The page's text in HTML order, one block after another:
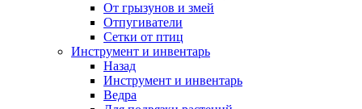
От грызунов и змей
Отпугиватели
Сетки от птиц
Инструмент и инвентарь
Назад
Инструмент и инвентарь
Ведра